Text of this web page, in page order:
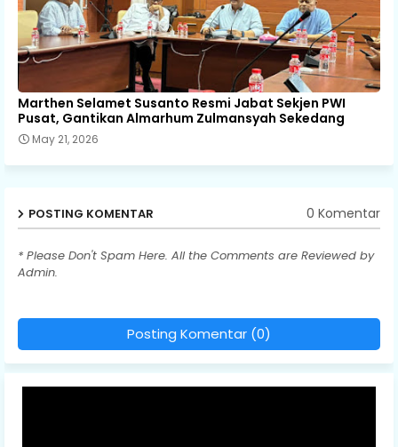
Marthen Selamet Susanto Resmi Jabat Sekjen PWI
Pusat, Gantikan Almarhum Zulmansyah Sekedang
May 21, 2026
POSTING KOMENTAR 0 Komentar
* Please Don't Spam Here. All the Comments are Reviewed by
Admin.
Posting Komentar (0)